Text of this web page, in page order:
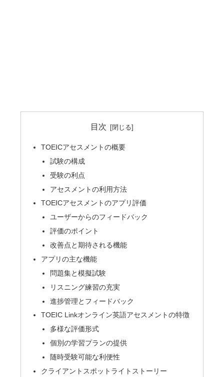
目次
TOEICアセスメントの概要
試験の構成
受験の利点
アセスメントの利用方法
TOEICアセスメントのアプリ評価
ユーザーからのフィードバック
評価のポイント
改善点と期待される機能
アプリの主な機能
問題集と模擬試験
リスニング練習の充実
進捗管理とフィードバック
TOEIC Linkオンライン英語アセスメントの特徴
多様な評価形式
個別の学習プランの提供
随時受験可能な利便性
クライアントスポットライトストーリー